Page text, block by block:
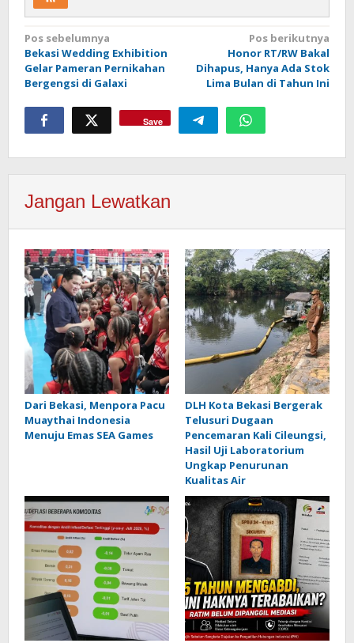
Navigasi
pos
Pos sebelumnya
Bekasi Wedding Exhibition
Gelar Pameran Pernikahan
Bergengsi di Galaxi
Pos berikutnya
Honor RT/RW Bakal
Dihapus, Hanya Ada Stok
Lima Bulan di Tahun Ini
Save
Jangan Lewatkan
Dari Bekasi, Menpora Pacu
Muaythai Indonesia
Menuju Emas SEA Games
DLH Kota Bekasi Bergerak
Telusuri Dugaan
Pencemaran Kali Cileungsi,
Hasil Uji Laboratorium
Ungkap Penurunan
Kualitas Air